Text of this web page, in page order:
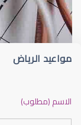
مواعيد الرياض
الاسم (مطلوب)